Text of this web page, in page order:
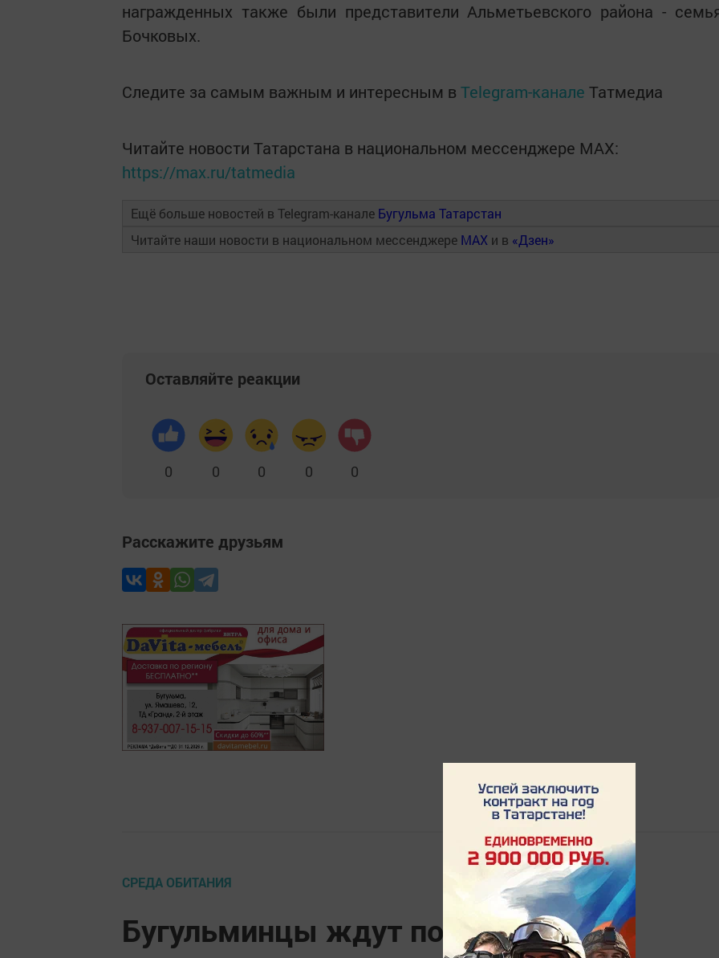
награжденных также были представители Альметьевского района -
Бочковых.
Следите за самым важным и интересным в Telegram-канале Татмедиа
Читайте новости Татарстана в национальном мессенджере MАХ:
https://max.ru/tatmedia
Ещё больше новостей в Telegram-канале Бугульма Татарстан
Читайте наши новости в национальном мессенджере MAX и в «Дзен»
Оставляйте реакции
0 0 0 0 0
Расскажите друзьям
СРЕДА ОБИТАНИЯ
Бугульминцы ждут позднюю весну